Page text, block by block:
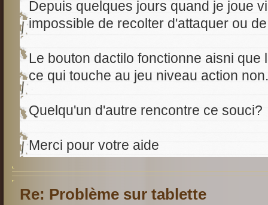
Depuis quelques jours quand je joue
impossible de recolter d'attaquer ou
Le bouton dactilo fonctionne aisni que
ce qui touche au jeu niveau action non.
Quelqu'un d'autre rencontre ce souci?
Merci pour votre aide
Re: Problème sur tablette